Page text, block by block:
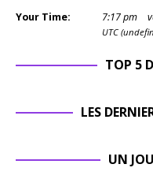
Your Time: 7:17pm
UTC
TOP 5
LES
UN